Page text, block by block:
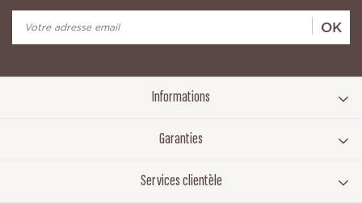
OK
Informations
Garanties
Services clientèle